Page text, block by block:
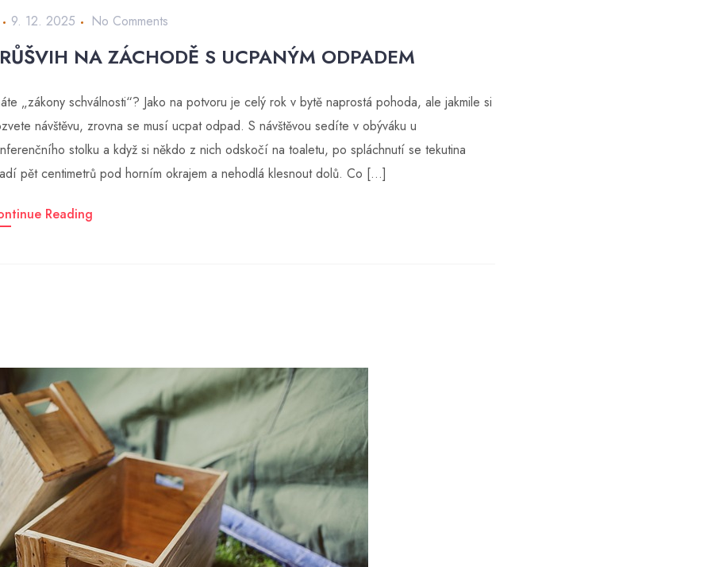
9. 12. 2025 No Comments
NA ZÁCHODĚ S UCPANÝM ODPADEM
„zákony schválnosti“? Jako na potvoru je celý rok v bytě naprostá pohoda, ale jakmile si
návštěvu, zrovna se musí ucpat odpad. S návštěvou sedíte v obýváku u
stolku a když si někdo z nich odskočí na toaletu, po spláchnutí se tekutina
pět centimetrů pod horním okrajem a nehodlá klesnout dolů. Co […]
Reading